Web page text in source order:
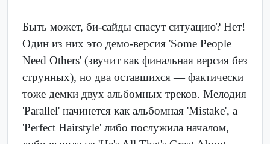
Быть может, би-сайды спасут ситуацию? Нет!
Один из них это демо-версия 'Some People
Need Others' (звучит как финальная версия без
струнных), но два оставшихся — фактически
тоже демки двух альбомных треков. Мелодия
'Parallel' начинется как альбомная 'Mistake', а
'Perfect Hairstyle' либо послужила началом,